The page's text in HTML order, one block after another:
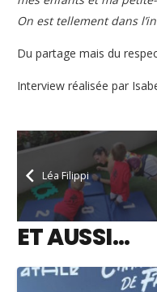
On est tellement dans
Du partage mais du
Interview réalisée par
Léa Filippi
ET AUSSI…